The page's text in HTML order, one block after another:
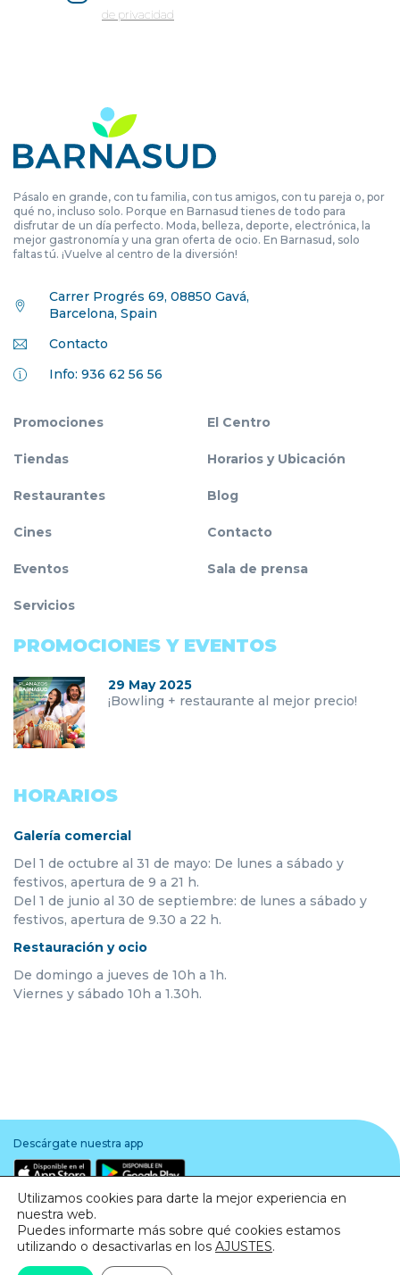
de privacidad
Pásalo en grande, con tu familia, con tus amigos, con tu pareja o, por
qué no, incluso solo. Porque en Barnasud tienes de todo para
disfrutar de un día perfecto. Moda, belleza, deporte, electrónica, la
mejor gastronomía y una gran oferta de ocio. En Barnasud, solo
faltas tú. ¡Vuelve al centro de la diversión!
Carrer Progrés 69, 08850 Gavá,
Barcelona, Spain
Contacto
Info: 936 62 56 56
Promociones
Tiendas
Restaurantes
Cines
Eventos
Servicios
El Centro
Horarios y Ubicación
Blog
Contacto
Sala de prensa
PROMOCIONES Y EVENTOS
29 May 2025
¡Bowling + restaurante al mejor precio!
HORARIOS
Galería comercial
Del 1 de octubre al 31 de mayo: De lunes a sábado y
festivos, apertura de 9 a 21 h.
Del 1 de junio al 30 de septiembre: de lunes a sábado y
festivos, apertura de 9.30 a 22 h.
Restauración y ocio
De domingo a jueves de 10h a 1h.
Viernes y sábado 10h a 1.30h.
Aviso legal· Política de Privacidad·Política de Cookies
Descárgate nuestra app
Utilizamos cookies para darte la mejor experiencia en
nuestra web.
Puedes informarte más sobre qué cookies estamos
utilizando o desactivarlas en los AJUSTES.